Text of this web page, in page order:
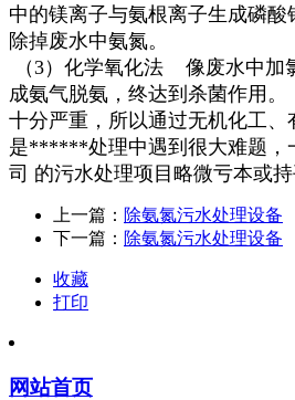
中的镁离子与氨根离子生成磷
除掉废水中氨氮。
（3）化学氧化法 像废水中加
成氨气脱氨，终达到杀菌作用
十分严重，所以通过无机化工
是******处理中遇到很大难题，
司 的污水处理项目略微亏本或持
上一篇： 除氨氮污水处理设备
下一篇： 除氨氮污水处理设备
收藏
打印
网站首页